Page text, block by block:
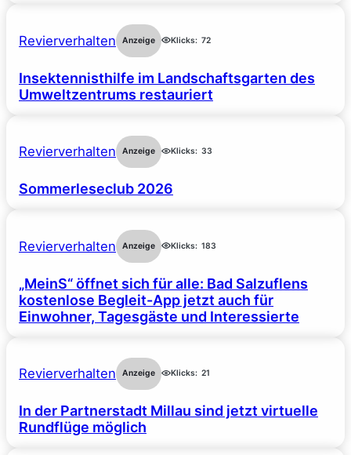
Revierverhalten Anzeige Klicks: 72
Insektennisthilfe im Landschaftsgarten des
Umweltzentrums restauriert
Revierverhalten Anzeige Klicks: 33
Sommerleseclub 2026
Revierverhalten Anzeige Klicks: 183
„MeinS“ öffnet sich für alle: Bad Salzuflens
kostenlose Begleit-App jetzt auch für
Einwohner, Tagesgäste und Interessierte
Revierverhalten Anzeige Klicks: 21
In der Partnerstadt Millau sind jetzt virtuelle
Rundflüge möglich